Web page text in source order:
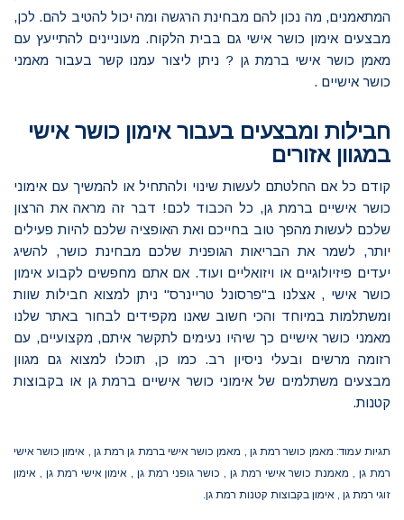
המתאמנים, מה נכון להם מבחינת הרגשה ומה יכול להטיב להם. לכן,
מבצעים אימון כושר אישי גם בבית הלקוח. מעוניינים להתייעץ עם
מאמן כושר אישי ברמת גן ? ניתן ליצור עמנו קשר בעבור מאמני
כושר אישיים .
חבילות ומבצעים בעבור אימון כושר אישי
במגוון אזורים
קודם כל אם החלטתם לעשות שינוי ולהתחיל או להמשיך עם אימוני
כושר אישיים ברמת גן, כל הכבוד לכם! דבר זה מראה את הרצון
שלכם לעשות מהפך טוב בחייכם ואת האופציה שלכם להיות פעילים
יותר, לשמר את הבריאות הגופנית שלכם מבחינת כושר, להשיג
יעדים פיזיולוגיים או ויזואליים ועוד. אם אתם מחפשים לקבוע אימון
כושר אישי , אצלנו ב"פרסונל טריינרס" ניתן למצוא חבילות שוות
ומשתלמות במיוחד והכי חשוב שאנו מקפידים לבחור באתר שלנו
מאמני כושר אישיים כך שיהיו נעימים לתקשר איתם, מקצועיים, עם
רזומה מרשים ובעלי ניסיון רב. כמו כן, תוכלו למצוא גם מגוון
מבצעים משתלמים של אימוני כושר אישיים ברמת גן או בקבוצות
קטנות.
תגיות עמוד: מאמן כושר רמת גן , מאמן כושר אישי ברמת גן רמת גן , אימון כושר אישי
רמת גן , מאמנת כושר אישי רמת גן , כושר גופני רמת גן , אימון אישי רמת גן , אימון
זוגי רמת גן , אימון בקבוצות קטנות רמת גן.